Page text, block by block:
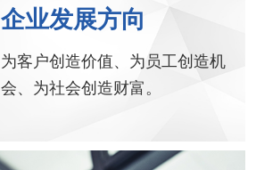
企业发展方向
为客户创造价值、为员工创造机
会、为社会创造财富。